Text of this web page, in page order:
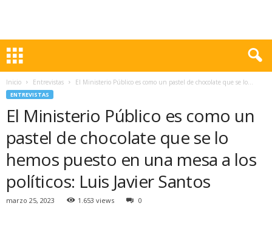
Inicio Entrevistas El Ministerio Público es como un pastel de chocolate que se lo...
ENTREVISTAS
El Ministerio Público es como un
pastel de chocolate que se lo
hemos puesto en una mesa a los
políticos: Luis Javier Santos
marzo 25, 2023 1.653 views 0